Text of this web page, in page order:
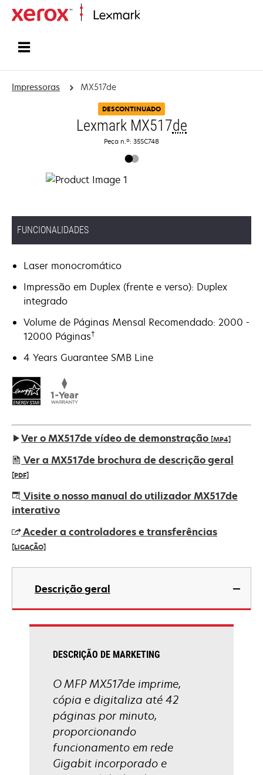
Impressoras MX517de
DESCONTINUADO
Lexmark MX517de
Peça n.º: 35SC748
FUNCIONALIDADES
Laser monocromático
Impressão em Duplex (frente e verso): Duplex
integrado
Volume de Páginas Mensal Recomendado: 2000 -
12000 Páginas†
4 Years Guarantee SMB Line
Ver o MX517de vídeo de demonstração [MP4]
Ver a MX517de brochura de descrição geral
[PDF]
opens
in
new
tab
Visite o nosso manual do utilizador MX517de
interativo
Aceder a controladores e transferências
[LIGAÇÃO]
opens
new
Descrição geral
DESCRIÇÃO DE MARKETING
O MFP MX517de imprime,
cópia e digitaliza até 42
páginas por minuto,
proporcionando
funcionamento em rede
Gigabit incorporado e